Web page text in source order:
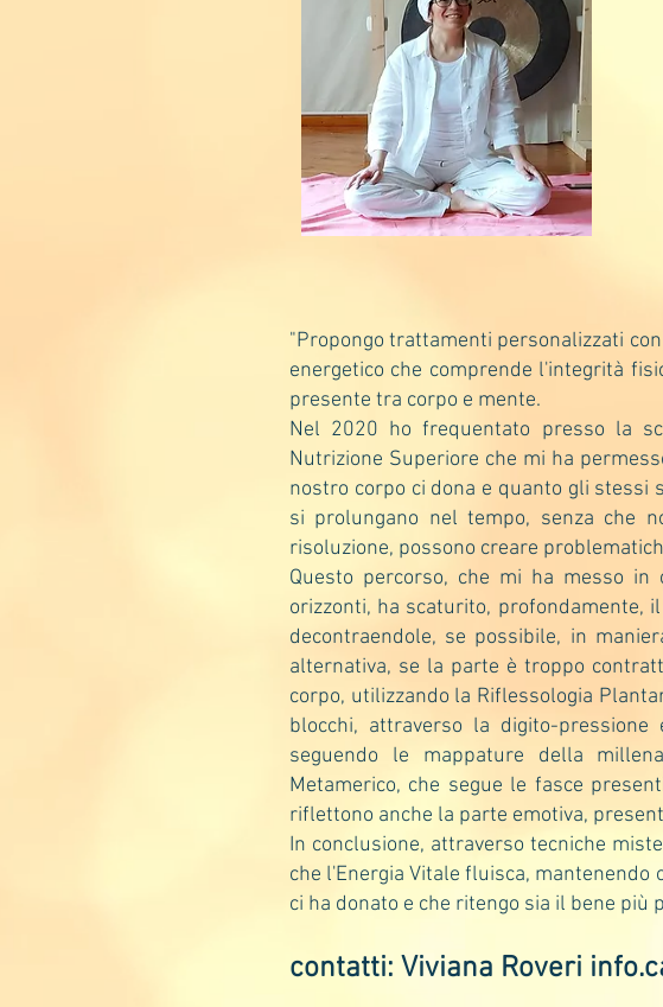
"Propongo trattamenti personalizzati
energetico che comprende l'integrità
presente tra corpo e mente.
Nel 2020 ho frequentato presso la
Nutrizione Superiore che mi ha
nostro corpo ci dona e quanto gli stessi
si prolungano nel tempo, senza che
risoluzione, possono creare
Questo percorso, che mi ha messo
orizzonti, ha scaturito, profondamente,
decontraendole, se possibile, in
alternativa, se la parte è troppo
corpo, utilizzando la Riflessologia
blocchi, attraverso la digito-
seguendo le mappature della
Metamerico, che segue le fasce
riflettono anche la parte emotiva,
In conclusione, attraverso tecniche
che l'Energia Vitale fluisca,
ci ha donato e che ritengo sia il bene più
contatti: Viviana Roveri